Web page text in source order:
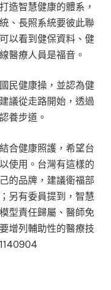
造智慧健康的體系，
、長照系統要彼此聯
以看到健保資料、健
醫療人員是福音。
民健康操，並認為健
議從走路開始，透過
養步道。
合健康照護，希望台
使用。台灣有這樣的
的品牌，建議衛福部
另有委員提到，智慧
型責任歸屬、醫師免
增列輔助性的醫療技